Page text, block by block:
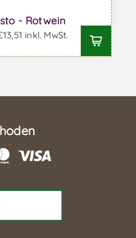
- Rotwein
inkl. MwSt.